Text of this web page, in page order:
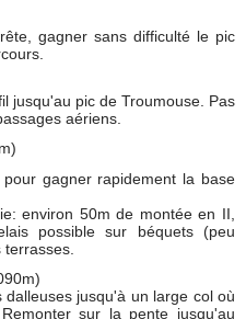
gagner sans difficulté le pic
jusqu'au pic de Troumouse. Pas
aériens.
gagner rapidement la base
environ 50m de montée en II,
possible sur béquets (peu
jusqu'à un large col où
sur la pente jusqu'au